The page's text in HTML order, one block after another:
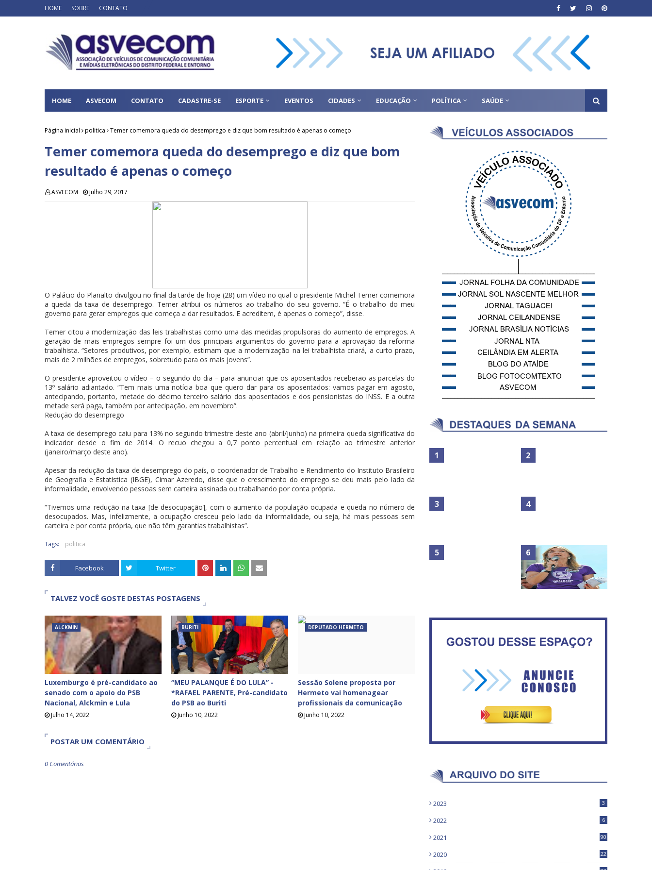
HOME SOBRE CONTATO
HOME ASVECOM CONTATO CADASTRE-SE ESPORTE EVENTOS CIDADES EDUCAÇÃO POLÍTICA SAÚDE
Página inicial politica Temer comemora queda do desemprego e diz que bom resultado é apenas o começo
Temer comemora queda do desemprego e diz que bom
resultado é apenas o começo
ASVECOM Julho 29, 2017
O Palácio do Planalto divulgou no final da tarde de hoje (28) um vídeo no qual o presidente Michel Temer comemora
a queda da taxa de desemprego. Temer atribui os números ao trabalho do seu governo. “É o trabalho do meu
governo para gerar empregos que começa a dar resultados. E acreditem, é apenas o começo”, disse.
Temer citou a modernização das leis trabalhistas como uma das medidas propulsoras do aumento de empregos. A
geração de mais empregos sempre foi um dos principais argumentos do governo para a aprovação da reforma
trabalhista. “Setores produtivos, por exemplo, estimam que a modernização na lei trabalhista criará, a curto prazo,
mais de 2 milhões de empregos, sobretudo para os mais jovens”.
O presidente aproveitou o vídeo – o segundo do dia – para anunciar que os aposentados receberão as parcelas do
13º salário adiantado. “Tem mais uma notícia boa que quero dar para os aposentados: vamos pagar em agosto,
antecipando, portanto, metade do décimo terceiro salário dos aposentados e dos pensionistas do INSS. E a outra
metade será paga, também por antecipação, em novembro”.
Redução do desemprego
A taxa de desemprego caiu para 13% no segundo trimestre deste ano (abril/junho) na primeira queda significativa do
indicador desde o fim de 2014. O recuo chegou a 0,7 ponto percentual em relação ao trimestre anterior
(janeiro/março deste ano).
Apesar da redução da taxa de desemprego do país, o coordenador de Trabalho e Rendimento do Instituto Brasileiro
de Geografia e Estatística (IBGE), Cimar Azeredo, disse que o crescimento do emprego se deu mais pelo lado da
informalidade, envolvendo pessoas sem carteira assinada ou trabalhando por conta própria.
“Tivemos uma redução na taxa [de desocupação], com o aumento da população ocupada e queda no número de
desocupados. Mas, infelizmente, a ocupação cresceu pelo lado da informalidade, ou seja, há mais pessoas sem
carteira e por conta própria, que não têm garantias trabalhistas”.
Tags: politica
Facebook Twitter
TALVEZ VOCÊ GOSTE DESTAS POSTAGENS
ALCKMIN
Luxemburgo é pré-candidato ao
senado com o apoio do PSB
Nacional, Alckmin e Lula
Julho 14, 2022
BURITI
“MEU PALANQUE É DO LULA” -
*RAFAEL PARENTE, Pré-candidato
do PSB ao Buriti
Junho 10, 2022
DEPUTADO HERMETO
Sessão Solene proposta por
Hermeto vai homenagear
profissionais da comunicação
Junho 10, 2022
POSTAR UM COMENTÁRIO
0 Comentários
No Brasil do golpe, 61,5 mi
de consumidores estão
inadimplentes
Circulação de ar no túnel
disse Bolsonaro sobre
Esquerda e empolga
militância do PT
2023 3
2022 6
2021 90
2020
22